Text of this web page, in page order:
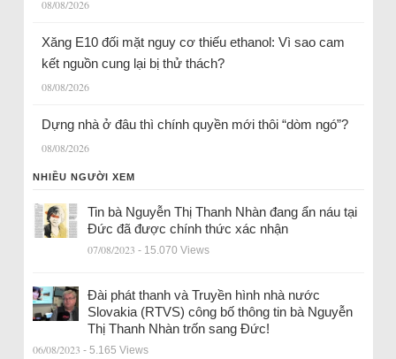
08/08/2026
Xăng E10 đối mặt nguy cơ thiếu ethanol: Vì sao cam
kết nguồn cung lại bị thử thách?
08/08/2026
Dựng nhà ở đâu thì chính quyền mới thôi “dòm ngó”?
08/08/2026
NHIỀU NGƯỜI XEM
Tin bà Nguyễn Thị Thanh Nhàn đang ẩn náu tại
Đức đã được chính thức xác nhận
07/08/2023 - 15.070 Views
Đài phát thanh và Truyền hình nhà nước
Slovakia (RTVS) công bố thông tin bà Nguyễn
Thị Thanh Nhàn trốn sang Đức!
06/08/2023 - 5.165 Views